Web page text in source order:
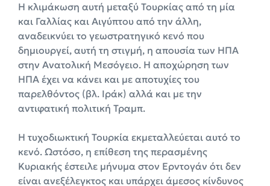
Η κλιμάκωση αυτή μεταξύ Τουρκίας από τη μία
και Γαλλίας και Αιγύπτου από την άλλη,
αναδεικνύει το γεωστρατηγικό κενό που
δημιουργεί, αυτή τη στιγμή, η απουσία των ΗΠΑ
στην Ανατολική Μεσόγειο. Η αποχώρηση των
ΗΠΑ έχει να κάνει και με αποτυχίες του
παρελθόντος (βλ. Ιράκ) αλλά και με την
αντιφατική πολιτική Τραμπ.
Η τυχοδιωκτική Τουρκία εκμεταλλεύεται αυτό το
κενό. Ωστόσο, η επίθεση της περασμένης
Κυριακής έστειλε μήνυμα στον Ερντογάν ότι δεν
είναι ανεξέλεγκτος και υπάρχει άμεσος κίνδυνος